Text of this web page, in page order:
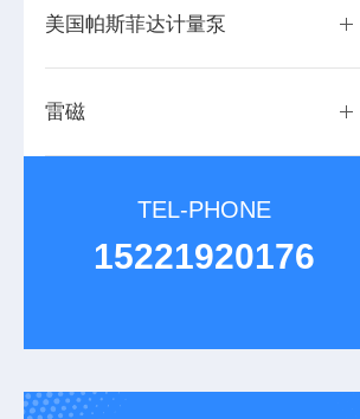
美国帕斯菲达计量泵
雷磁
TEL-PHONE
15221920176